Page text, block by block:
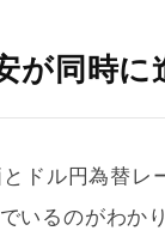
が同時に
ドル円為替レ
いるのがわかり